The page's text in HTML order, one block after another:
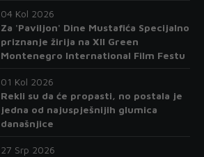
04 Kol 2026
Za 'Paviljon' Dine Mustafića Specijalno
priznanje žirija na XII Green
Montenegro International Film Festu
01 Kol 2026
Rekli su da će propasti, no postala je
jedna od najuspješnijih glumica
današnjice
27 Srp 2026